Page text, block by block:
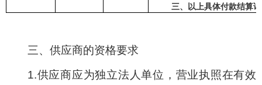
三、以上具体付款结算
三、供应商的资格要求
1.供应商应为独立法人单位，营业执照在有效